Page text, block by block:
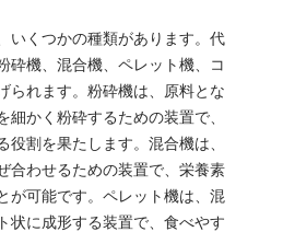
いくつかの種類があります。代
砕機、混合機、ペレット機、コ
られます。粉砕機は、原料とな
細かく粉砕するための装置で、
役割を果たします。混合機は、
合わせるための装置で、栄養素
が可能です。ペレット機は、混
状に成形する装置で、食べやす